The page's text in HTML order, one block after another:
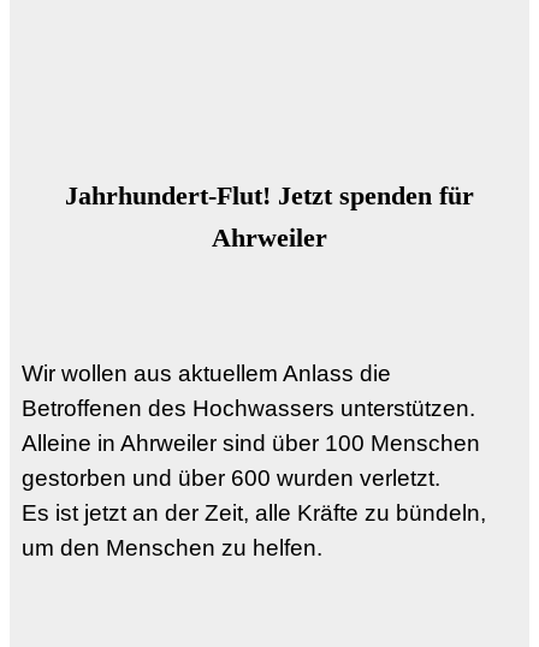
Jahrhundert-Flut! Jetzt spenden für
Ahrweiler
Wir wollen aus aktuellem Anlass die
Betroffenen des Hochwassers unterstützen.
Alleine in Ahrweiler sind über 100 Menschen
gestorben und über 600 wurden verletzt.
Es ist jetzt an der Zeit, alle Kräfte zu bündeln,
um den Menschen zu helfen.